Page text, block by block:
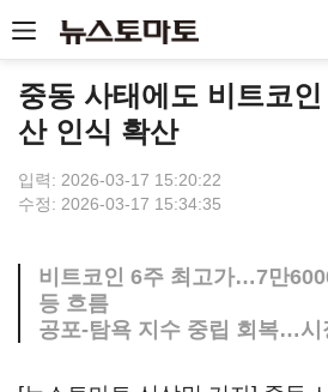
중동 사태에도 비트코
산 인식 확산
입력: 2026-03-17 15:20:22
수정: 2026-03-17 15:34:35
비트코인 6주 최고가…7만
등 흐름
공포-탐욕 지수 중립 회복…시